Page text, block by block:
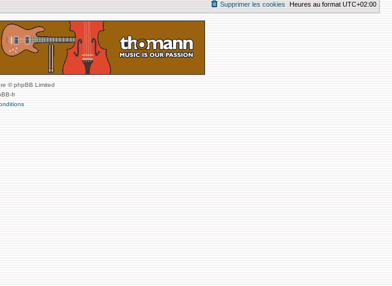
Heures au format UTC+02:00
Supprimer les cookies
© phpBB Limited
fr